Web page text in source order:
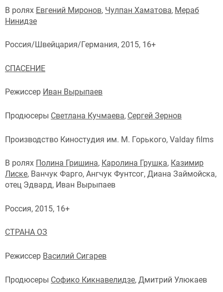
В ролях Евгений Миронов, Чулпан Хаматова, Мераб
Нинидзе
Россия/Швейцария/Германия, 2015, 16+
СПАСЕНИЕ
Режиссер Иван Вырыпаев
Продюсеры Светлана Кучмаева, Сергей Зернов
Производство Киностудия им. М. Горького, Valday films
В ролях Полина Гришина, Каролина Грушка, Казимир
Лиске, Ванчук Фарго, Ангчук Фунтсог, Диана Займойска,
отец Эдвард, Иван Вырыпаев
Россия, 2015, 16+
СТРАНА ОЗ
Режиссер Василий Сигарев
Продюсеры Софико Кикнавелидзе, Дмитрий Улюкаев